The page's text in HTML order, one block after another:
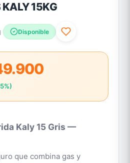
15KG
Disponible
Kaly 15 Gris —
que combina gas y